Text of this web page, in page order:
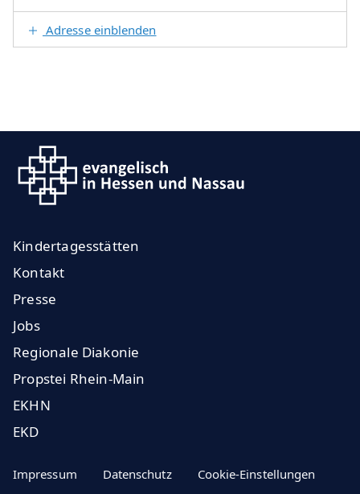
Adresse einblenden
Kindertagesstätten
Kontakt
Presse
Jobs
Regionale Diakonie
Propstei Rhein-Main
EKHN
EKD
Impressum Datenschutz Cookie-Einstellungen